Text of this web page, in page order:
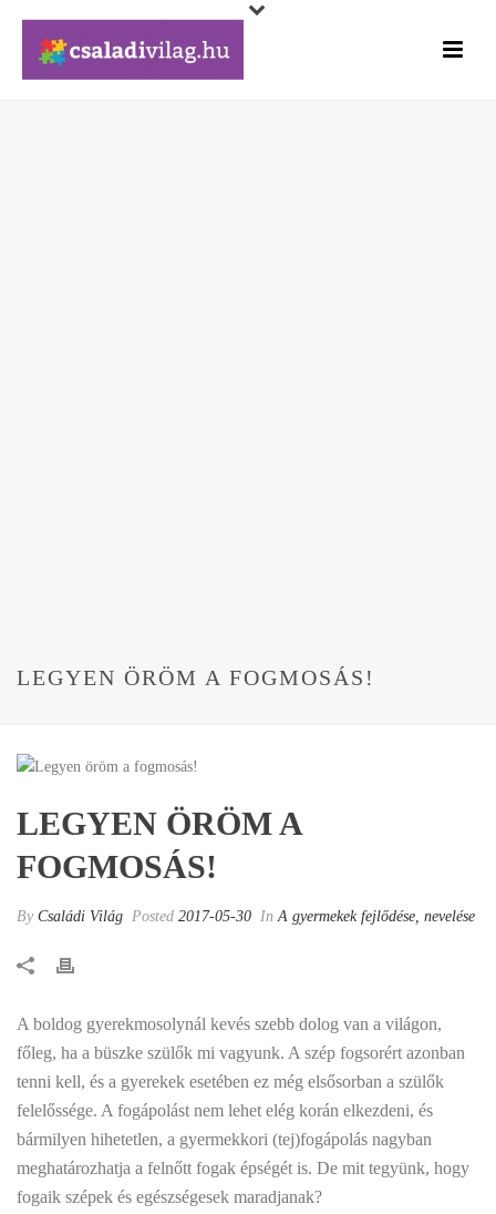
LEGYEN ÖRÖM A FOGMOSÁS!
LEGYEN ÖRÖM A
FOGMOSÁS!
By Családi Világ Posted 2017-05-30 InA gyermekek fejlődése, nevelése
A boldog gyerekmosolynál kevés szebb dolog van a világon,
főleg, ha a büszke szülők mi vagyunk. A szép fogsorért azonban
tenni kell, és a gyerekek esetében ez még elsősorban a szülők
felelőssége. A fogápolást nem lehet elég korán elkezdeni, és
bármilyen hihetetlen, a gyermekkori (tej)fogápolás nagyban
meghatározhatja a felnőtt fogak épségét is. De mit tegyünk, hogy
fogaik szépek és egészségesek maradjanak?